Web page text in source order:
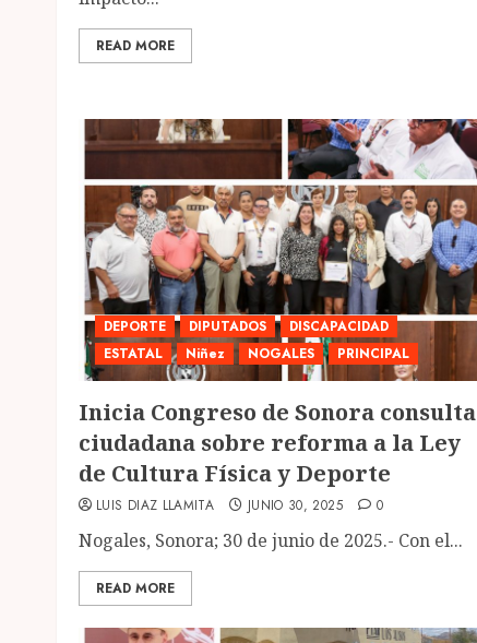
READ MORE
DEPORTE DIPUTADOS
DISCAPACIDAD
ESTATAL
Niñez NOGALES PRINCIPAL
Inicia Congreso de Sonora consulta
ciudadana sobre reforma a la Ley
de Cultura Física y Deporte
LUIS DIAZ LLAMITA JUNIO 30, 2025 0
Nogales, Sonora; 30 de junio de 2025.- Con el...
READ MORE